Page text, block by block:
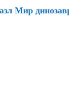
Мир